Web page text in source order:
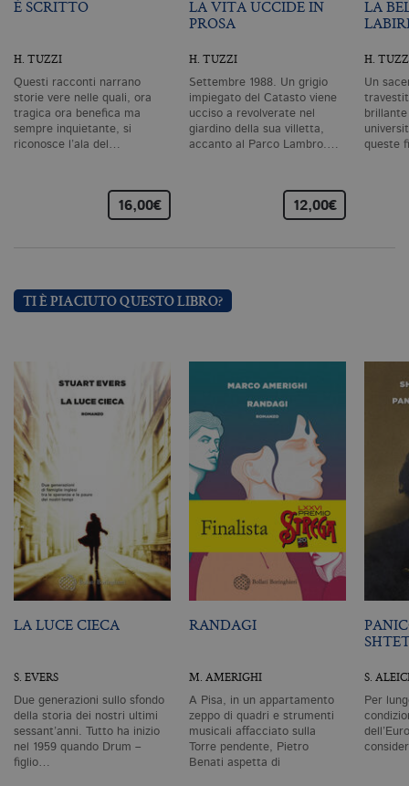
È SCRITTO
H. TUZZI
Questi racconti narrano
storie vere nelle quali, ora
tragica ora benefica ma
sempre inquietante, si
riconosce l’ala del…
16,00€
LA VITA UCCIDE IN
PROSA
H. TUZZI
Settembre 1988. Un grigio
impiegato del Catasto viene
ucciso a revolverate nel
giardino della sua villetta,
accanto al Parco Lambro.…
12,00€
LA
H.
Un
queste
TI È PIACIUTO QUESTO LIBRO?
LA LUCE CIECA
S. EVERS
Due generazioni sullo sfondo
della storia dei nostri ultimi
sessant’anni. Tutto ha inizio
nel 1959 quando Drum –
figlio…
RANDAGI
M. AMERIGHI
A Pisa, in un appartamento
zeppo di quadri e strumenti
musicali affacciato sulla
Torre pendente, Pietro
Benati aspetta di
S.
Per
delle condizioni previste dal Garante, i
cookie analitici sono equiparati ai
Nome Dominio Scadenza
CookieScriptConsent
.bollatiboringhieri.it 1 mese